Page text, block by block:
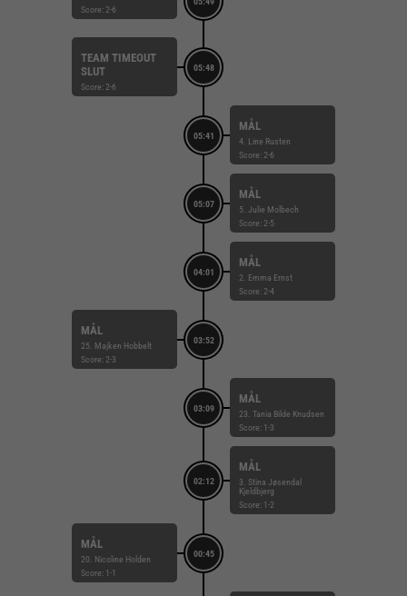
Score: 2-6
05:48
TEAM TIMEOUT
SLUT
Score: 2-6
05:41
MÅL
4. Line Rusten
Score: 2-6
05:07
MÅL
5. Julie Molbech
Score: 2-5
04:01
MÅL
2. Emma Ernst
Score: 2-4
03:52
MÅL
25. Majken Hobbelt
Score: 2-3
03:09
MÅL
23. Tania Bilde Knudsen
Score: 1-3
02:12
MÅL
3. Stina Jøsendal
Kjeldbjerg
Score: 1-2
00:45
MÅL
20. Nicoline Holden
Score: 1-1